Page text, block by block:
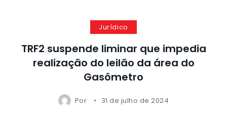
Jurídico
TRF2 suspende liminar que impedia
realização do leilão da área do
Gasômetro
Por 31 de julho de 2024